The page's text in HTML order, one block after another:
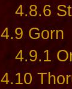
4.8.6
4.9 Gorn
4.9.1
4.10